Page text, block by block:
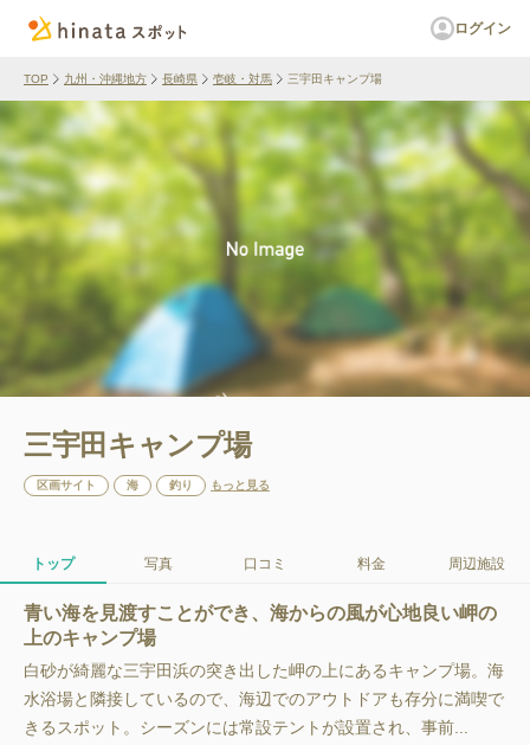
ログイン
TOP 九州・沖縄地方 長崎県 壱岐・対馬 三宇田キャンプ場
三宇田キャンプ場
区画サイト 海 釣り もっと見る
トップ 写真 口コミ 料金 周辺施設
青い海を見渡すことができ、海からの風が心地良い岬の
上のキャンプ場
白砂が綺麗な三宇田浜の突き出した岬の上にあるキャンプ場。海
水浴場と隣接しているので、海辺でのアウトドアも存分に満喫で
きるスポット。シーズンには常設テントが設置され、事前...